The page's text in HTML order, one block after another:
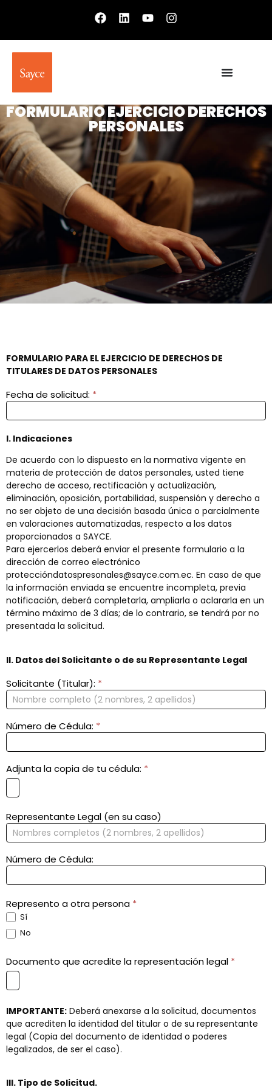
FORMULARIO EJERCICIO DERECHOS
PERSONALES
FORMULARIO
PARA EL
EJERCICIO
DE
DERECHOS
TITULARES
DE DATOS
PERSONALES
FORMULARIO PARA EL EJERCICIO DE DERECHOS DE
TITULARES DE DATOS PERSONALES
Fecha de solicitud: *
I. Indicaciones
De acuerdo con lo dispuesto en la normativa vigente en
materia de protección de datos personales, usted tiene
derecho de acceso, rectificación y actualización,
eliminación, oposición, portabilidad, suspensión y derecho a
no ser objeto de una decisión basada única o parcialmente
en valoraciones automatizadas, respecto a los datos
proporcionados a SAYCE.
Para ejercerlos deberá enviar el presente formulario a la
dirección de correo electrónico
proteccióndatospresonales@sayce.com.ec. En caso de que
la información enviada se encuentre incompleta, previa
notificación, deberá completarla, ampliarla o aclararla en un
término máximo de 3 días; de lo contrario, se tendrá por no
presentada la solicitud.
II. Datos del Solicitante o de su Representante Legal
Solicitante (Titular): *
Número de Cédula: *
Adjunta la copia de tu cédula: *
Representante Legal (en su caso)
Número de Cédula:
Represento a otra persona *
Sí
No
Documento que acredite la representación legal *
IMPORTANTE: Deberá anexarse a la solicitud, documentos
que acrediten la identidad del titular o de su representante
legal (Copia del documento de identidad o poderes
legalizados, de ser el caso).
III. Tipo de Solicitud.